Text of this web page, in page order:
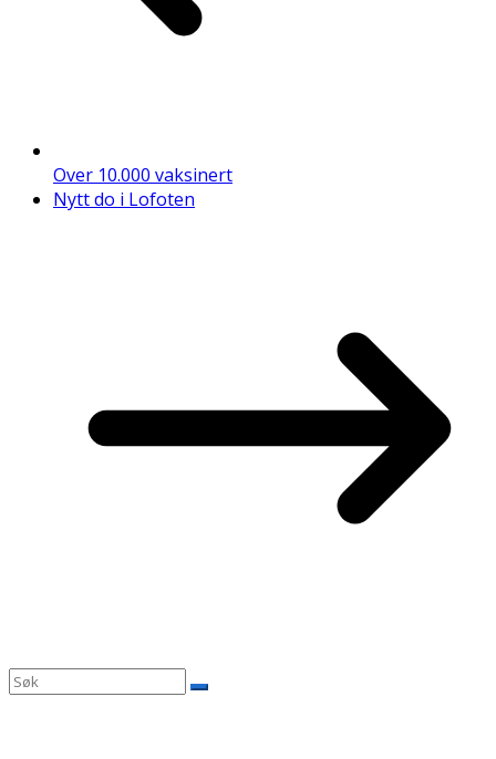
Over 10.000 vaksinert
Nytt do i Lofoten